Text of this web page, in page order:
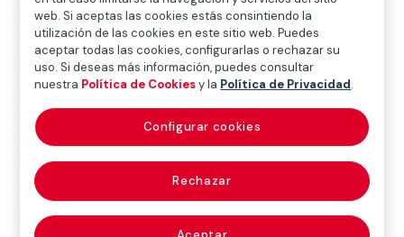
extremadamente dolorosas. Su piel es tan frágil como
las alas de una mariposa.
LaONG DEBRA Piel de Mariposanació hace 28 años
cuando un pequeño grupo de padres y madres,
centrados en facilitar los servicios y el apoyo que el
Sistema Nacional de Salud no cubría, decidió unirse
para mejorar el día a día de sus hijos que sufrían esta
enfermedad rara.
Desde Fundación MAPFRE,hemos querido
web. Si aceptas las cookies estás consintiendo la
utilización de las cookies en este sitio web. Puedes
aceptar todas las cookies, configurarlas o rechazar su
uso. Si deseas más información, puedes consultar
nuestra Política de Cookiesy la Política de Privacidad.
Rechazar
Configurar cookies